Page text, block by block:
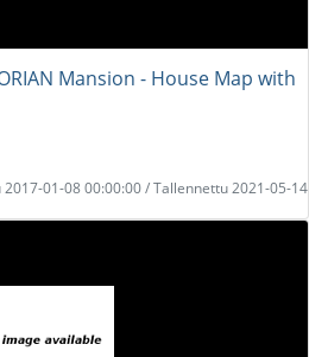
Mansion - House Map with
2017-01-08 00:00:00 / Tallennettu 2021-05-14